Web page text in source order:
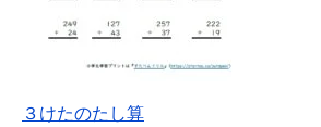
３けたのたし算